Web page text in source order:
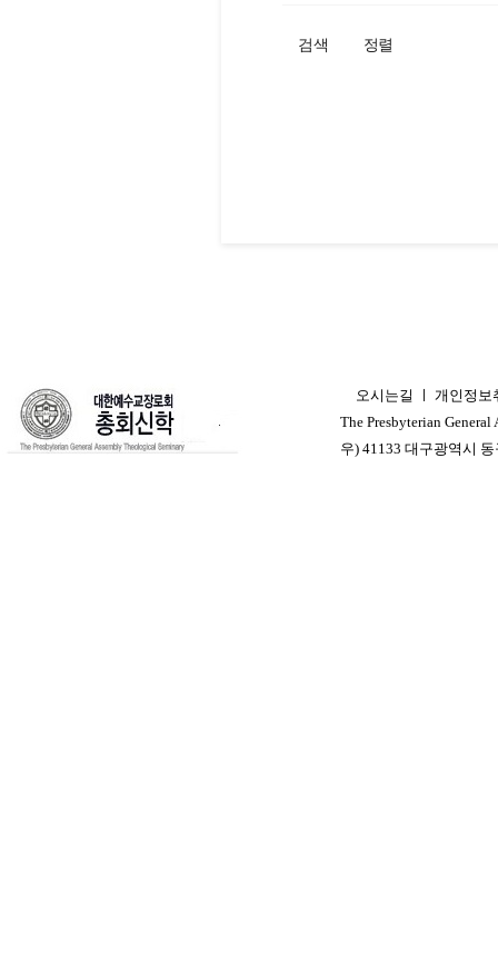
검색 정렬
오시는길
개인정보
The Presbyterian
우) 41133 대구광역시